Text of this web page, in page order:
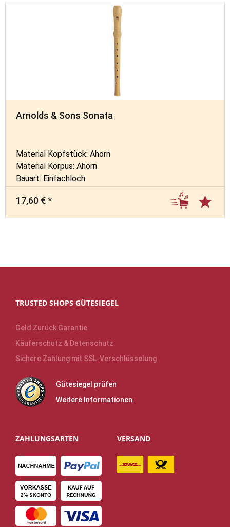
Arnolds & Sons Sonata
Material Kopfstück: Ahorn
Material Korpus: Ahorn
Bauart: Einfachloch
17,60 € *
TRUSTED SHOPS GÜTESIEGEL
Geld Zurück Garantie
Käuferschutz & Datenschutz
Sichere Zahlung mit SSL-Verschlüsselung
Gütesiegel prüfen
Weitere Informationen
ZAHLUNGSARTEN VERSAND